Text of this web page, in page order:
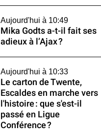
Aujourd'hui à 10:49
Mika Godts a-t-il fait ses
adieux à l’Ajax ?
Aujourd'hui à 10:33
Le carton de Twente,
Escaldes en marche vers
l'histoire : que s'est-il
passé en Ligue
Conférence ?